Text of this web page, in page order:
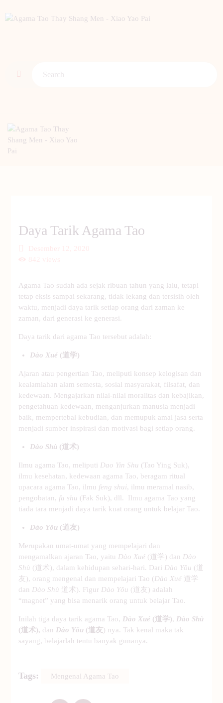
PUTI
GALERI
Daya Tarik Agama Tao
Agama Tao sudah ada sejak ribuan tahun yang lalu, tetapi
tetap eksis sampai sekarang, tidak lekang dan tersisih oleh
waktu, menjadi daya tarik setiap orang dari zaman ke
zaman, dari generasi ke generasi.
Daya tarik dari agama Tao tersebut adalah:
Dào Xué (道学)
Ajaran atau pengertian Tao, meliputi konsep kelogisan dan
kealamiahan alam semesta, sosial masyarakat, filsafat, dan
kedewaan. Mengajarkan nilai-nilai moralitas dan kebajikan,
pengetahuan kedewaan, menganjurkan manusia menjadi
baik, mempertebal kebudian, dan memupuk amal jasa serta
menjadi sumber inspirasi dan motivasi bagi setiap orang.
Dào Shù(道术)
Ilmu agama Tao, meliputi Dao Yin Shu (Tao Ying Suk),
ilmu kesehatan, kedewaan agama Tao, beragam ritual
upacara agama Tao, ilmu feng shui, ilmu meramal nasib,
pengobatan, fa shu (Fak Suk), dll. Ilmu agama Tao yang
tiada tara menjadi daya tarik kuat orang untuk belajar Tao.
Dào Yǒu(道友)
Merupakan umat-umat yang mempelajari dan
mengamalkan ajaran Tao, yaitu Dào Xué (道学) dan Dào
Shù (道术), dalam kehidupan sehari-hari. Dari Dào Yǒu (道
友), orang mengenal dan mempelajari Tao (Dào Xué 道学
dan Dào Shù 道术). Figur Dào Yǒu (道友) adalah
“magnet” yang bisa menarik orang untuk belajar Tao.
Inilah tiga daya tarik agama Tao, Dào Xué (道学), Dào Shù
(道术), dan Dào Yǒu (道友) nya. Tak kenal maka tak
sayang, belajarlah tentu banyak gunanya.
Tags: Mengenal Agama Tao